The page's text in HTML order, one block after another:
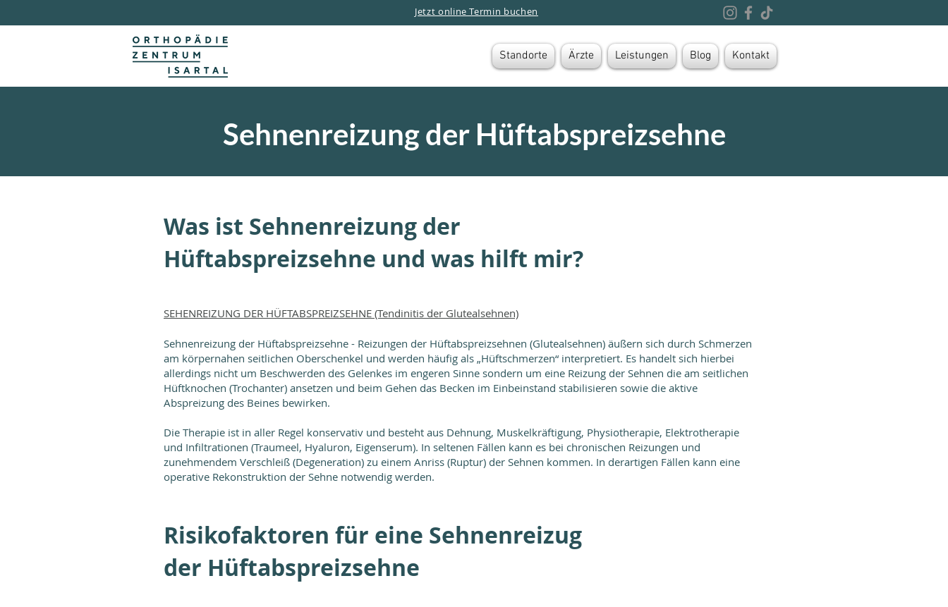
Jetzt online Termin buchen
Standorte Ärzte Leistungen Blog Kontakt
Sehnenreizung der Hüftabspreizsehne
Was ist Sehnenreizung der
Hüftabspreizsehne und was hilft mir?
SEHENREIZUNG DER HÜFTABSPREIZSEHNE​ (Tendinitis der Glutealsehnen)
Sehnenreizung der Hüftabspreizsehne - Reizungen der Hüftabspreizsehnen (Glutealsehnen) äußern sich durch Schmerzen
am körpernahen seitlichen Oberschenkel und werden häufig als „Hüftschmerzen“ interpretiert. Es handelt sich hierbei
allerdings nicht um Beschwerden des Gelenkes im engeren Sinne sondern um eine Reizung der Sehnen die am seitlichen
Hüftknochen (Trochanter) ansetzen und beim Gehen das Becken im Einbeinstand stabilisieren sowie die aktive
Abspreizung des Beines bewirken.
Die Therapie ist in aller Regel konservativ und besteht aus Dehnung, Muskelkräftigung, Physiotherapie, Elektrotherapie
und Infiltrationen (Traumeel, Hyaluron, Eigenserum). In seltenen Fällen kann es bei chronischen Reizungen und
zunehmendem Verschleiß (Degeneration) zu einem Anriss (Ruptur) der Sehnen kommen. In derartigen Fällen kann eine
operative Rekonstruktion der Sehne notwendig werden.
Risikofaktoren für eine Sehnenreizug
der Hüftabspreizsehne